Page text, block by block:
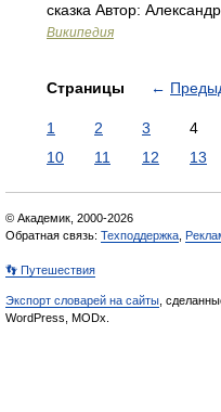
сказка Автор:
Википедия
Страницы ←
1 2 3 4
10
11 12 13
© Академик, 2000-2026
Обратная связь: Техподдержка
👣 Путешествия
Экспорт словарей на сайты ,
WordPress, MODx.